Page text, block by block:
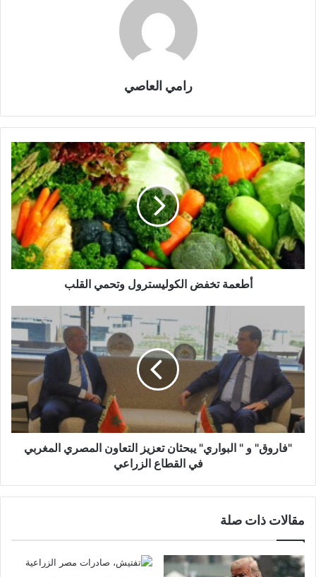
رامي العاصي
أطعمة تخفض الكوليسترول وتحمي القلب
"فاروق" و " البواري" يبحثان تعزيز التعاون المصري المغربي
في القطاع الزراعي
مقالات ذات صلة